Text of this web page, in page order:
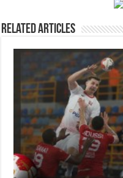
Related Articles